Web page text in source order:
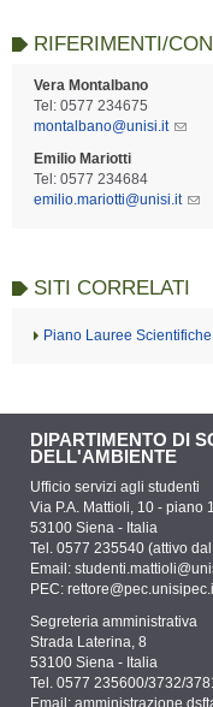
RIFERIMENTI/
Vera Montalbano
Tel: 0577 234675
montalbano@unisi.it
Emilio Mariotti
Tel: 0577 234684
emilio.mariotti@unisi.it
SITI CORRELATI
Piano Lauree Scientifiche
DIPARTIMENTO DI
DELL'AMBIENTE
Ufficio servizi agli studenti
Via P.A. Mattioli, 10 - piano 1
53100 Siena - Italia
Tel. 0577 235540 (attivo
Email:
PEC:
Segreteria amministrativa
Strada Laterina, 8
53100 Siena - Italia
Tel. 0577 235600/3732/